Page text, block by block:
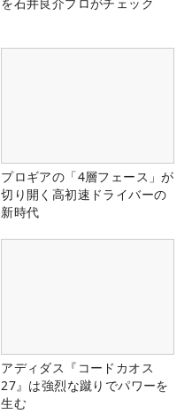
プロギアの「4層フェース」が
切り開く高初速ドライバーの
新時代
アディダス『コードカオス
27』は強烈な蹴りでパワーを
生む